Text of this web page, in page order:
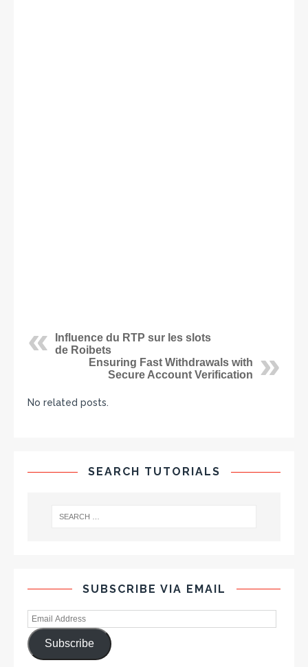
Influence du RTP sur les slots
de Roibets
Ensuring Fast Withdrawals with
Secure Account Verification
No related posts.
SEARCH TUTORIALS
SUBSCRIBE VIA EMAIL
Subscribe